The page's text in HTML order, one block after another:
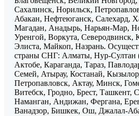
Сахалинск, Норильск,
Абакан, Нефтеюганск, Салехард,
Магадан, Анадырь, Нарьян-Мар,
Уренгой, Воркута, Северодвинск,
Элиста, Майкоп, Назрань.
страны СНГ: Алматы, Нур-Султан
Актобе, Караганда, Тараз,
Семей, Атырау, Костанай,
Петропавловск, Актау, Минск,
Витебск, Гродно, Брест, Ташкент,
Наманган, Андижан, Фергана,
Ванадзор, Бишкек, Ош, Джалал-